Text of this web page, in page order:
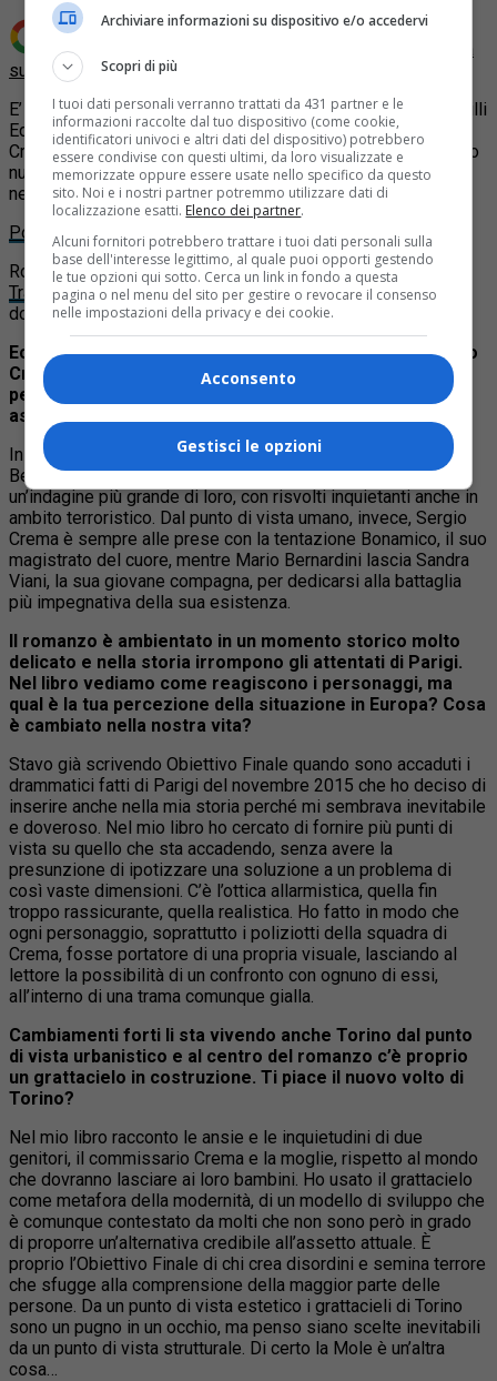
Aggiungi Quotidiano Piemontese come
Fonte preferita
su Google
E’ da poco uscito in libreriaTorino obiettivo finale , Fratelli Frilli
Editori, a firma di Rocco Ballacchino. Il commissario Sergio
Crema e il critico cinematografico Mario Bernardini si trovano
nuovamente coinvolti insieme inun’indagine che ha il cuore
nella loro Torino ma ramificazioni molto estese.
Potete leggere qui la recensione del libro .
Rocco Ballacchino, che avevamogià intervistato dopo il suo
Trama Imperfetta, ha gentilmente risposto alle nostre
domande.
Eccoci di nuovo qui, nuovamente in compagnia di Sergio
Crema e Mario Bernardini. Come stanno i tuoi
personaggi? Cosa hanno fatto in questo anno di
assenza?
In Torino Obiettivo Finale ci troviamo nuovamente con Mario
Bernardini che coinvolge, suo malgrado, Sergio Crema in
un’indagine più grande di loro, con risvolti inquietanti anche in
ambito terroristico. Dal punto di vista umano, invece, Sergio
Crema è sempre alle prese con la tentazione Bonamico, il suo
magistrato del cuore, mentre Mario Bernardini lascia Sandra
Viani, la sua giovane compagna, per dedicarsi alla battaglia
più impegnativa della sua esistenza.
Il romanzo è ambientato in un momento storico molto
delicato e nella storia irrompono gli attentati di Parigi.
Nel libro vediamo come reagiscono i personaggi, ma
qual è la tua percezione della situazione in Europa? Cosa
è cambiato nella nostra vita?
Stavo già scrivendo Obiettivo Finale quando sono accaduti i
drammatici fatti di Parigi del novembre 2015 che ho deciso di
inserire anche nella mia storia perché mi sembrava inevitabile
e doveroso. Nel mio libro ho cercato di fornire più punti di
vista su quello che sta accadendo, senza avere la
presunzione di ipotizzare una soluzione a un problema di
così vaste dimensioni. C’è l’ottica allarmistica, quella fin
troppo rassicurante, quella realistica. Ho fatto in modo che
ogni personaggio, soprattutto i poliziotti della squadra di
Crema, fosse portatore di una propria visuale, lasciando al
lettore la possibilità di un confronto con ognuno di essi,
all’interno di una trama comunque gialla.
Cambiamenti forti li sta vivendo anche Torino dal punto
di vista urbanistico e al centro del romanzo c’è proprio
un grattacielo in costruzione. Ti piace il nuovo volto di
Torino?
Nel mio libro racconto le ansie e le inquietudini di due
genitori, il commissario Crema e la moglie, rispetto al mondo
che dovranno lasciare ai loro bambini. Ho usato il grattacielo
come metafora della modernità, di un modello di sviluppo che
è comunque contestato da molti che non sono però in grado
di proporre un’alternativa credibile all’assetto attuale. È
proprio l’Obiettivo Finale di chi crea disordini e semina terrore
che sfugge alla comprensione della maggior parte delle
persone. Da un punto di vista estetico i grattacieli di Torino
sono un pugno in un occhio, ma penso siano scelte inevitabili
da un punto di vista strutturale. Di certo la Mole è un’altra
cosa…
Archiviare informazioni su dispositivo e/o accedervi
Scopri di più
I tuoi dati personali verranno trattati da 431 partner e le
informazioni raccolte dal tuo dispositivo (come cookie,
identificatori univoci e altri dati del dispositivo) potrebbero
essere condivise con questi ultimi, da loro visualizzate e
memorizzate oppure essere usate nello specifico da questo
sito. Noi e i nostri partner potremmo utilizzare dati di
localizzazione esatti. Elenco dei partner.
Alcuni fornitori potrebbero trattare i tuoi dati personali sulla
base dell'interesse legittimo, al quale puoi opporti gestendo
le tue opzioni qui sotto. Cerca un link in fondo a questa
pagina o nel menu del sito per gestire o revocare il consenso
nelle impostazioni della privacy e dei cookie.
Acconsento
Gestisci le opzioni